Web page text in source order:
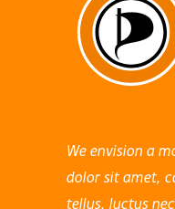
We envision a
dolor sit amet,
tellus, luctus